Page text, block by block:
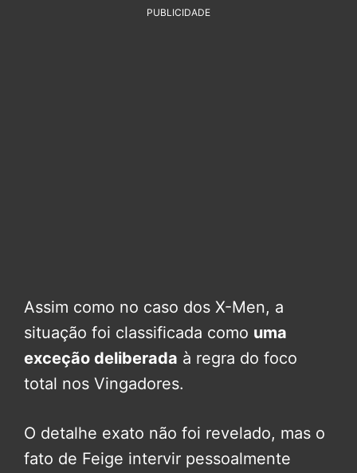
PUBLICIDADE
Assim como no caso dos X-Men, a
situação foi classificada como uma
exceção deliberada à regra do foco
total nos Vingadores.
O detalhe exato não foi revelado, mas o
fato de Feige intervir pessoalmente